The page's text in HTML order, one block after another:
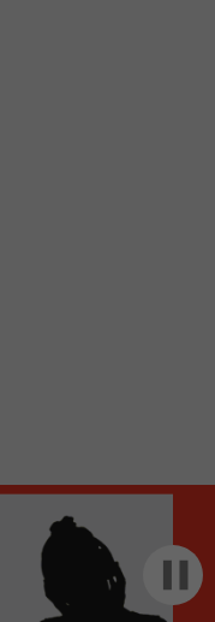
Player